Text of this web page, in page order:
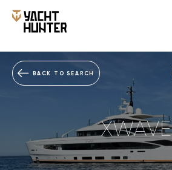
BACK TO SEARCH
XWAVE